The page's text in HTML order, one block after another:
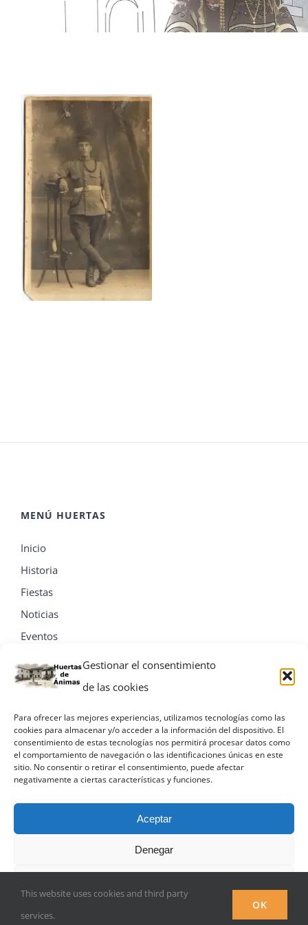
Gestionar el consentimiento
de las cookies
Para ofrecer las mejores experiencias, utilizamos tecnologías como las
cookies para almacenar y/o acceder a la información del dispositivo. El
consentimiento de estas tecnologías nos permitirá procesar datos como
el comportamiento de navegación o las identificaciones únicas en este
sitio. No consentir o retirar el consentimiento, puede afectar
negativamente a ciertas características y funciones.
Aceptar
Denegar
MENÚ HUERTAS
Inicio
Historia
Fiestas
Noticias
Eventos
Facebook
This website uses cookies and third party
services.
OK